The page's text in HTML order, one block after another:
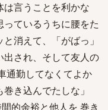
言うことを利かな
ているうちに腰をた
消えて、「がばっ」
出され、そして友人の
通勤してなくてよか
き込んでたしな」
的余裕と他人を 巻き